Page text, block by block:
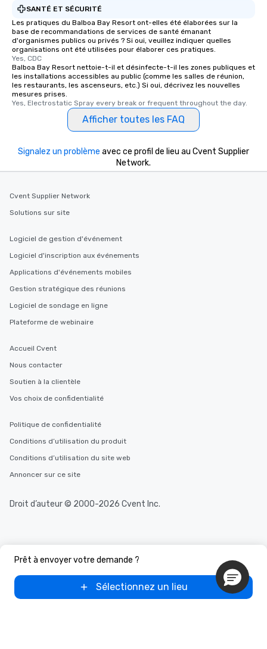
SANTÉ ET SÉCURITÉ
Les pratiques du Balboa Bay Resort ont-elles été élaborées sur la
base de recommandations de services de santé émanant
d'organismes publics ou privés ? Si oui, veuillez indiquer quelles
organisations ont été utilisées pour élaborer ces pratiques.
Yes, CDC
Balboa Bay Resort nettoie-t-il et désinfecte-t-il les zones publiques et
les installations accessibles au public (comme les salles de réunion,
les restaurants, les ascenseurs, etc.) Si oui, décrivez les nouvelles
mesures prises.
Yes, Electrostatic Spray every break or frequent throughout the day.
Afficher toutes les FAQ
Prêt à envoyer votre demande ?
Sélectionnez un lieu
Signalez un problème avec ce profil de lieu au Cvent Supplier
Network.
Cvent Supplier Network
Solutions sur site
Logiciel de gestion d'événement
Logiciel d'inscription aux événements
Applications d'événements mobiles
Gestion stratégique des réunions
Logiciel de sondage en ligne
Plateforme de webinaire
Accueil Cvent
Nous contacter
Soutien à la clientèle
Vos choix de confidentialité
Politique de confidentialité
Conditions d’utilisation du produit
Conditions d’utilisation du site web
Annoncer sur ce site
Droit d’auteur © 2000-2026 Cvent Inc.